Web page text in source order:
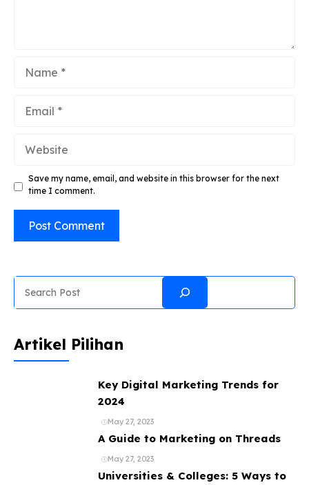
Website
Save my name, email, and website in this browser for the next
time I comment.
Artikel Pilihan
Key Digital Marketing Trends for
2024
May 27, 2023
A Guide to Marketing on Threads
May 27, 2023
Universities & Colleges: 5 Ways to